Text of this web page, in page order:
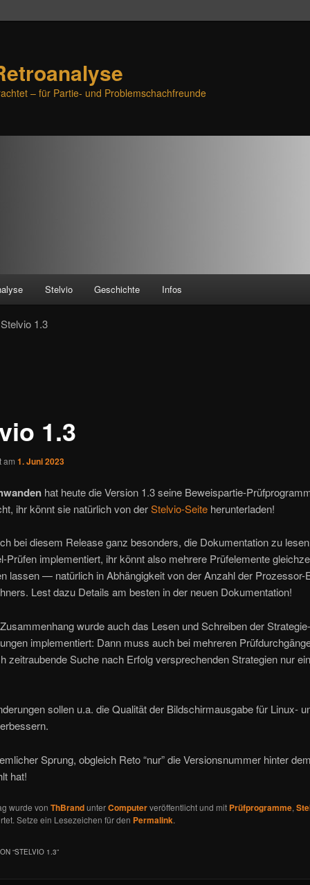
– für Partie- und Problemschachfreunde
Stelvio Geschichte Infos
1.3
1.3
am 1. Juni 2023
hat heute die Version 1.3 seine Beweispartie-
ihr könnt sie natürlich von derStelvio-Seiteherunterladen!
bei diesem Release ganz besonders, die Dokumentation zu
Prüfen implementiert, ihr könnt also mehrere Prüfelemente
lassen — natürlich in Abhängigkeit von der Anzahl der Prozessor-
Lest dazu Details am besten in der neuen Dokumentation!
wurde auch das Lesen und Schreiben der Strategie-
implementiert: Dann muss auch bei mehreren
zeitraubende Suche nach Erfolg versprechenden Strategien nur
sollen u.a. die Qualität der Bildschirmausgabe für Linux-
Sprung, obgleich Reto “nur” die Versionsnummer hinter
hat!
wurde von ThBrandunterComputerveröffentlicht und mit Prüfprogramme,
Setze ein Lesezeichen für den Permalink.
“STELVIO 1.3”